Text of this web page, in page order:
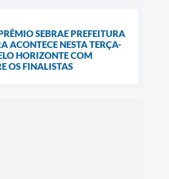
SEBRAE PREFEITURA
ACONTECE NESTA TERÇA-
HORIZONTE COM
OS FINALISTAS